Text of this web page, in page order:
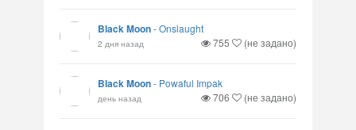
Black Moon-Onslaught
2 дня назад 755 (не задано)
Black Moon- Powaful Impak
день назад 706 (не задано)